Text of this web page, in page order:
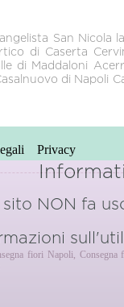
San Nicola
di Caserta
di Maddaloni
di Napoli
Privacy
fiori Napoli
Consegna
sito NON fa